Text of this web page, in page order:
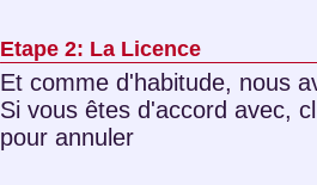
Etape 2: La Licence
Et comme d'habitude, nous
Si vous êtes d'accord avec,
pour annuler